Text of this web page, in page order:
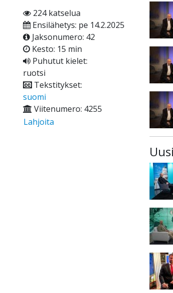
224 katselua
Ensilähetys: pe 14.2.2025
Jaksonumero: 42
Kesto: 15 min
Puhutut kielet:
ruotsi
Tekstitykset:
suomi
Viitenumero: 4255
Lahjoita